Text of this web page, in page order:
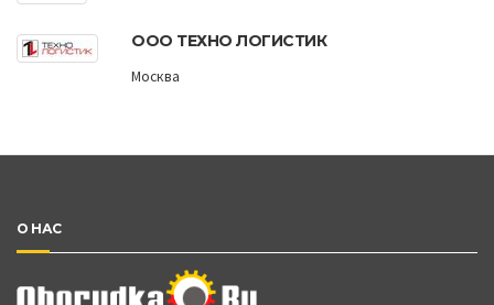
ООО ТЕХНО ЛОГИСТИК
Москва
О НАС